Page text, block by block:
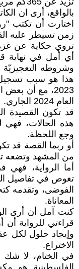
بالواقع، أرى ان
اختارت أن تكتب
زمن تسيطر عليه
تروي حكاية عن
أي أمل في نهاية
وشروطه
هذا هو سبب تسجيل
2023، مع أن
العام 2024 الجاري.
قد تكون القصيدة
هذه الحالات، فهي
وجع اللحظة.
أو ربما القصة قد
من المشهد وتضعه
أما الرواية، فهي
تغوص في تفاصيل
الفوضى، وتقدمه
المعاناة.
كنت آمل أن أرى
قراءتي للرواية
وإيجاد حلول لكل
الاختراع.
في الختام، لا